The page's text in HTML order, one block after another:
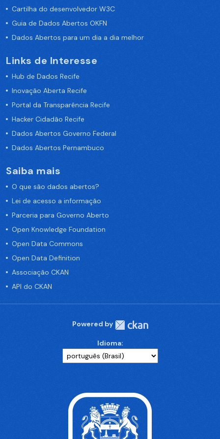
Cartilha do desenvolvedor W3C
Guia de Dados Abertos OKFN
Dados Abertos para um dia a dia melhor
Links de Interesse
Hub de Dados Recife
Inovação Aberta Recife
Portal da Transparência Recife
Hacker Cidadão Recife
Dados Abertos Governo Federal
Dados Abertos Pernambuco
Saiba mais
O que são dados abertos?
Lei de acesso a informação
Parceria para Governo Aberto
Open Knowledge Foundation
Open Data Commons
Open Data Definition
Associação CKAN
API do CKAN
Powered by
Idioma